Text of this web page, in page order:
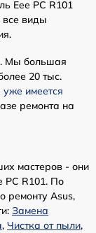
Eee PC R101
все виды
Мы большая
20 тыс.
уже имеется
ремонта на
мастеров - они
PC R101. По
ремонту Asus,
Замена
, Чистка от пыли,